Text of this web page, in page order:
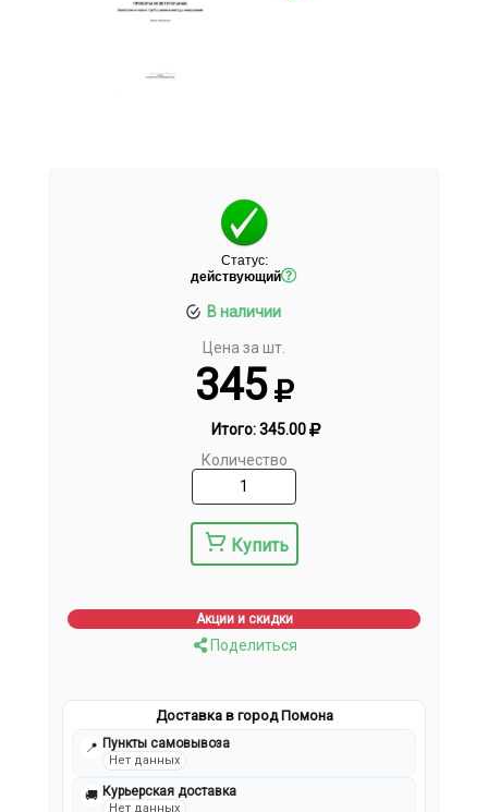
Статус:
действующий
В наличии
Цена за шт.
345
Итого:345.00
Количество
Купить
Акции и скидки
Поделиться
Доставка в город Помона
📍 Пункты самовывоза
Нет данных
🚚 Курьерская доставка
Нет данных